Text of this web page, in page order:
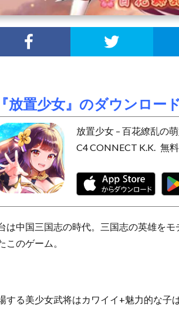
放置少女』のダウンロー
放置少女 – 百花繚乱の
C4 CONNECT K.K.
無料
は中国三国志の時代。三国志の英雄を
このゲーム。
する美少女武将はカワイイ+魅力的な子